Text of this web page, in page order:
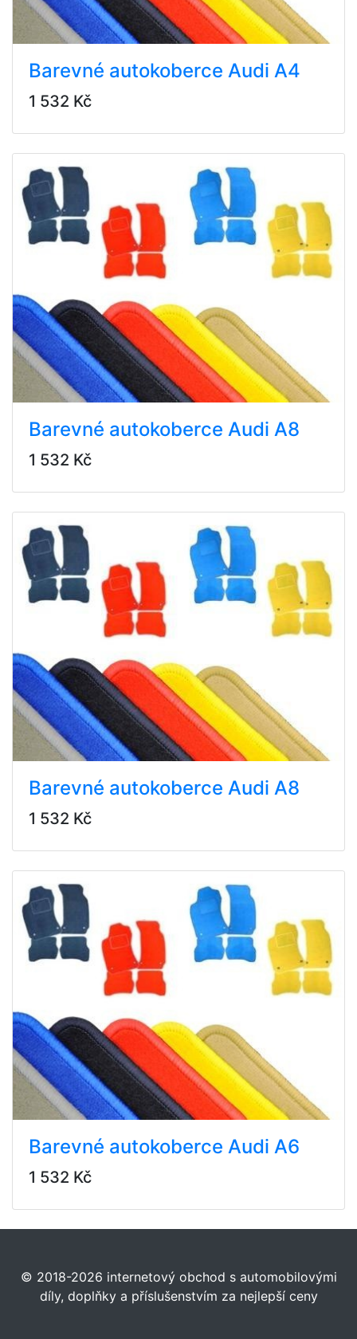
Barevné autokoberce Audi A4
1 532 Kč
Barevné autokoberce Audi A8
1 532 Kč
Barevné autokoberce Audi A8
1 532 Kč
Barevné autokoberce Audi A6
1 532 Kč
© 2018-2026 internetový obchod s automobilovými
díly, doplňky a příslušenstvím za nejlepší ceny